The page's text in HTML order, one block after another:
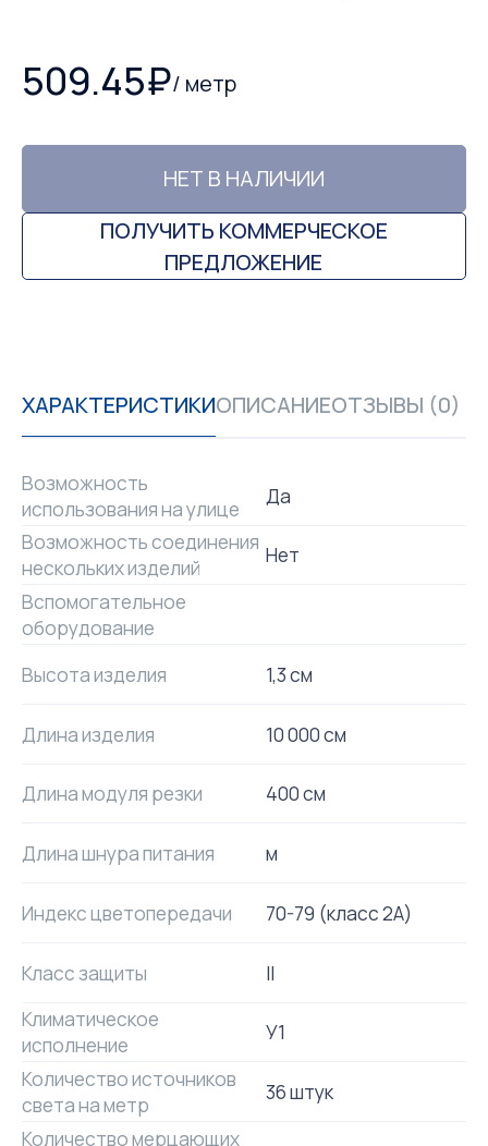
509.45₽/ метр
НЕТ В НАЛИЧИИ
ПОЛУЧИТЬ КОММЕРЧЕСКОЕ
ПРЕДЛОЖЕНИЕ
ХАРАКТЕРИСТИКИОПИСАНИЕОТЗЫВЫ (0)
Возможность
использования на улице
Да
Возможность соединения
нескольких изделий
Нет
Вспомогательное
оборудование
Высота изделия
1,3 см
Длина изделия 10 000 см
Длина модуля резки 400 см
Длина шнура питания м
Индекс цветопередачи 70-79 (класс 2A)
Класс защиты
II
Климатическое
исполнение
У1
Количество источников
света на метр
36 штук
Количество мерцающих